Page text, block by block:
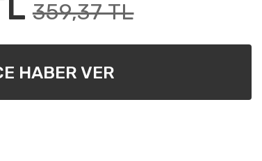
359,37 TL
HABER VER